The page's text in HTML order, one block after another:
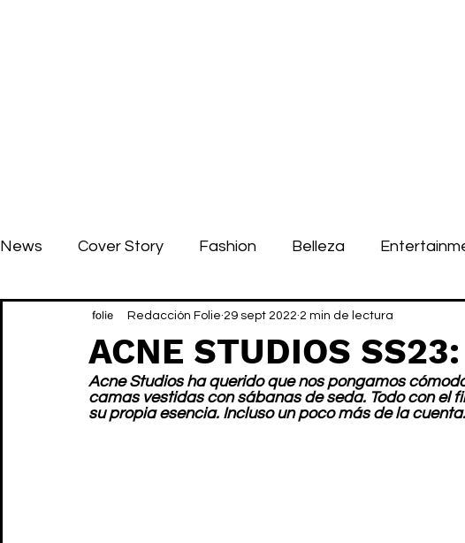
News Cover Story Fashion Belleza
ACNE STUDIOS
Redacción Folie 29 sept 2022 2 min de lectura
Acne Studios ha querido que nos pongamos
camas vestidas con sábanas de seda. Todo con el
su propia esencia. Incluso un poco más de la cuenta.